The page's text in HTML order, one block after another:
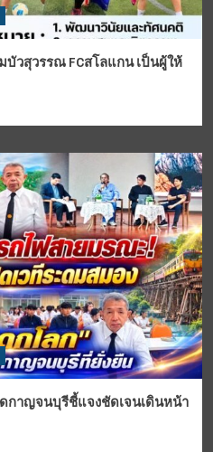
วสุวรรณ FCสโลแกน เป็นผู้ให้
กาญจนบุรีชี้แจงชัดเจนเดินหน้า